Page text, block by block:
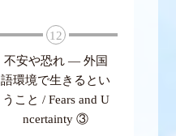
12
不安や恐れ ― 外国
語環境で生きるとい
うこと / Fears and U
ncertainty ③